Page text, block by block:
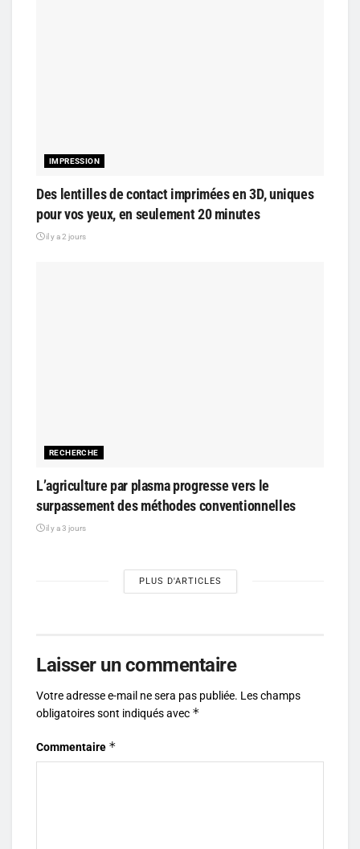
IMPRESSION
Des lentilles de contact imprimées en 3D, uniques
pour vos yeux, en seulement 20 minutes
il y a 2 jours
RECHERCHE
L’agriculture par plasma progresse vers le
surpassement des méthodes conventionnelles
il y a 3 jours
PLUS D'ARTICLES
Laisser un commentaire
Votre adresse e-mail ne sera pas publiée. Les champs
obligatoires sont indiqués avec *
Commentaire *